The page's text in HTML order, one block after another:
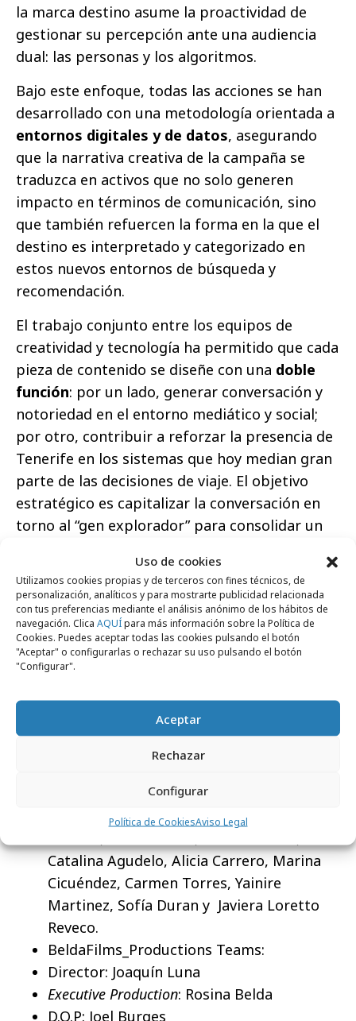
Uso de cookies
Utilizamos cookies propias y de terceros con fines técnicos, de
personalización, analíticos y para mostrarte publicidad relacionada
con tus preferencias mediante el análisis anónimo de los hábitos de
navegación. Clica AQUÍpara más información sobre la Política de
Cookies. Puedes aceptar todas las cookies pulsando el botón
"Aceptar" o configurarlas o rechazar su uso pulsando el botón
"Configurar".
Aceptar
Rechazar
Configurar
Política de CookiesAviso Legal
la marca destino asume la proactividad de
gestionar su percepción ante una audiencia
dual: las personas y los algoritmos.
Bajo este enfoque, todas las acciones se han
desarrollado con una metodología orientada a
entornos digitales y de datos, asegurando
que la narrativa creativa de la campaña se
traduzca en activos que no solo generen
impacto en términos de comunicación, sino
que también refuercen la forma en la que el
destino es interpretado y categorizado en
estos nuevos entornos de búsqueda y
recomendación.
El trabajo conjunto entre los equipos de
creatividad y tecnología ha permitido que cada
pieza de contenido se diseñe con una doble
función: por un lado, generar conversación y
notoriedad en el entorno mediático y social;
por otro, contribuir a reforzar la presencia de
Tenerife en los sistemas que hoy median gran
parte de las decisiones de viaje. El objetivo
estratégico es capitalizar la conversación en
torno al “gen explorador” para consolidar un
naturaleza, deporte, gastronomía y cultura se
articulan como ejes de una experiencia diversa
y complementaria.
Ficha Técnica
Equipo anunciante: Javier Perez, Gema
Gijón y Arun Chulani
Andrea Rubio, Nuria Ariza, Jaime Sastre,
Nerea Amores, Celia Fdez.-Sesma, Ana
Catalina Agudelo, Alicia Carrero, Marina
Cicuéndez, Carmen Torres, Yainire
Martinez, Sofía Duran y Javiera Loretto
Reveco.
BeldaFilms_Productions Teams:
Director: Joaquín Luna
Executive Production: Rosina Belda
D.O.P: Joel Burges